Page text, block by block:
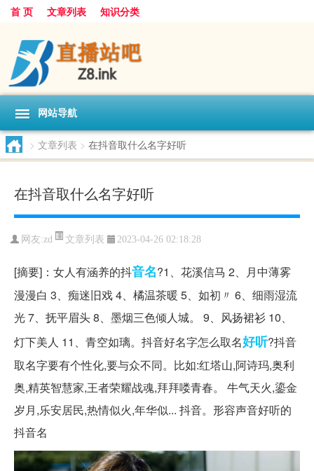
首 页 文章列表 知识分类
网站导航
> 文章列表 > 在抖音取什么名字好听
在抖音取什么名字好听
网友:zd 文章列表 2023-04-26 02:18:28
[摘要]：女人有涵养的抖音名?1、花溪信马 2、月中薄雾
漫漫白 3、痴迷旧戏 4、橘温茶暖 5、如初〃 6、细雨湿流
光 7、抚平眉头 8、墨烟三色倾人城。 9、风扬裙衫 10、
灯下美人 11、青空如璃。抖音好名字怎么取名好听?抖音
取名字要有个性化,要与众不同。比如:红塔山,阿诗玛,奥利
奥,精英智慧家,王者荣耀战魂,拜拜喽青春。 牛气天火,鎏金
岁月,乐安居民,热情似火,年华似... 抖音。形容声音好听的
抖音名